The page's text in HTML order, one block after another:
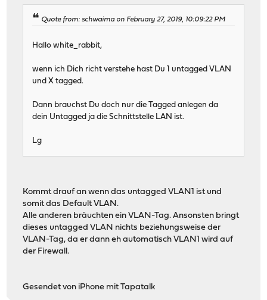
Quote from: schwaima on February 27, 2019, 10:09:22 PM
Hallo white_rabbit,
wenn ich Dich richt verstehe hast Du 1 untagged VLAN
und X tagged.
Dann brauchst Du doch nur die Tagged anlegen da
dein Untagged ja die Schnittstelle LAN ist.
Lg
Kommt drauf an wenn das untagged VLAN1 ist und
somit das Default VLAN.
Alle anderen bräuchten ein VLAN-Tag. Ansonsten bringt
dieses untagged VLAN nichts beziehungsweise der
VLAN-Tag, da er dann eh automatisch VLAN1 wird auf
der Firewall.
Gesendet von iPhone mit Tapatalk